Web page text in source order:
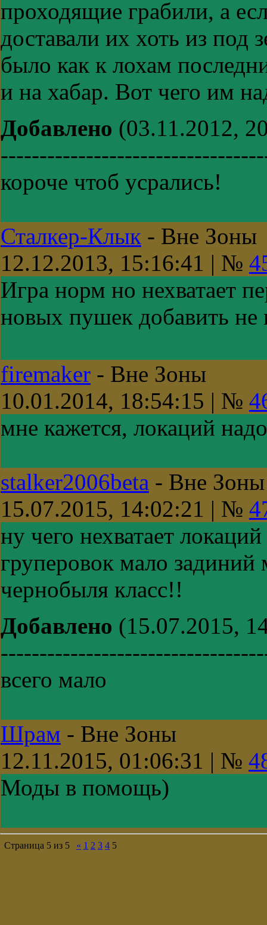
проходящие грабили, а
доставали их хоть из
было как к лохам
и на хабар. Вот чего им
Добавлено (03.11.2012,
короче чтоб усрались!
Сталкер-Клык - Вне Зоны
12.12.2013, 15:16:41 | №
Игра норм но нехватает
новых пушек добавить
firemaker - Вне Зоны
10.01.2014, 18:54:15 | №
мне кажется, локаций
stalker2006beta - Вне Зоны
15.07.2015, 14:02:21 | №
ну чего нехватает
груперовок мало задиний
чернобыля класс!!
Добавлено (15.07.2015,
всего мало
Шрам - Вне Зоны
12.11.2015, 01:06:31 | №
Моды в помощь)
Страница 5 из 5 « 1 2 3 4 5